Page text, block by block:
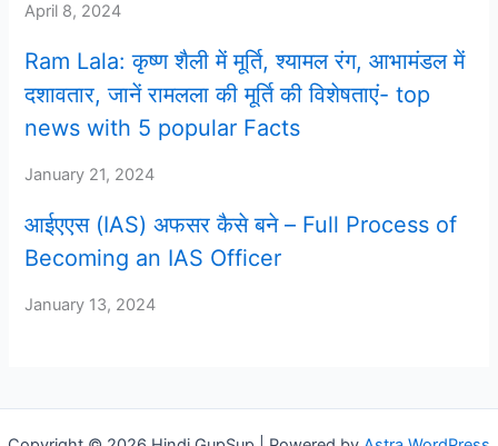
April 8, 2024
Ram Lala: कृष्ण शैली में मूर्ति, श्यामल रंग, आभामंडल में
दशावतार, जानें रामलला की मूर्ति की विशेषताएं- top
news with 5 popular Facts
January 21, 2024
आईएएस (IAS) अफसर कैसे बने – Full Process of
Becoming an IAS Officer
January 13, 2024